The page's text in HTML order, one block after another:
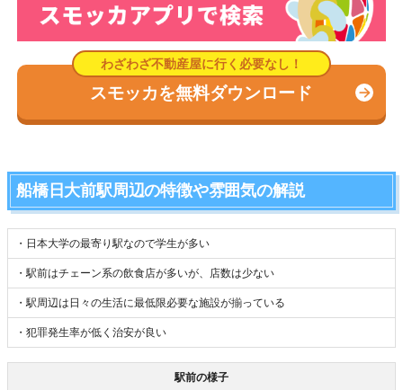
スモッカを無料ダウンロード
船橋日大前駅周辺の特徴や雰囲気の解説
・日本大学の最寄り駅なので学生が多い
・駅前はチェーン系の飲食店が多いが、店数は少ない
・駅周辺は日々の生活に最低限必要な施設が揃っている
・犯罪発生率が低く治安が良い
駅前の様子